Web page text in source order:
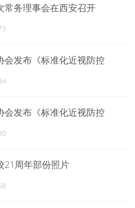
常务理事会在西安召开
会发布《标准化近视防控
会发布《标准化近视防控
21周年部份照片